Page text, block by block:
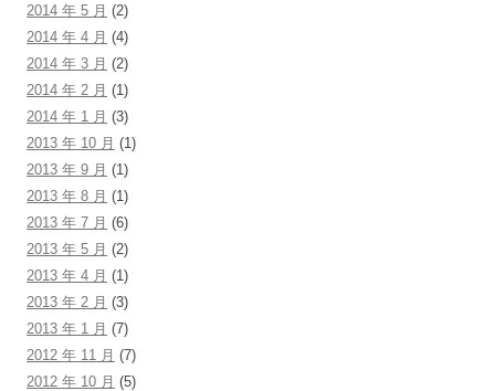
2014 年 5 月 (2)
2014 年 4 月 (4)
2014 年 3 月 (2)
2014 年 2 月 (1)
2014 年 1 月 (3)
2013 年 10 月 (1)
2013 年 9 月 (1)
2013 年 8 月 (1)
2013 年 7 月 (6)
2013 年 5 月 (2)
2013 年 4 月 (1)
2013 年 2 月 (3)
2013 年 1 月 (7)
2012 年 11 月 (7)
2012 年 10 月 (5)